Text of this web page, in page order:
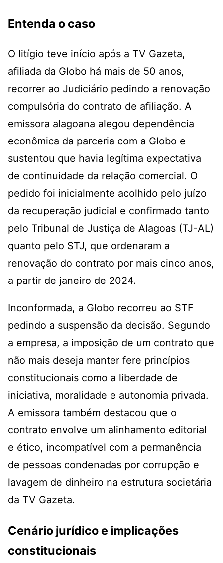
Entenda o caso
O litígio teve início após a TV Gazeta,
afiliada da Globo há mais de 50 anos,
recorrer ao Judiciário pedindo a renovação
compulsória do contrato de afiliação. A
emissora alagoana alegou dependência
econômica da parceria com a Globo e
sustentou que havia legítima expectativa
de continuidade da relação comercial. O
pedido foi inicialmente acolhido pelo juízo
da recuperação judicial e confirmado tanto
pelo Tribunal de Justiça de Alagoas (TJ-AL)
quanto pelo STJ, que ordenaram a
renovação do contrato por mais cinco anos,
a partir de janeiro de 2024.
Inconformada, a Globo recorreu ao STF
pedindo a suspensão da decisão. Segundo
a empresa, a imposição de um contrato que
não mais deseja manter fere princípios
constitucionais como a liberdade de
iniciativa, moralidade e autonomia privada.
A emissora também destacou que o
contrato envolve um alinhamento editorial
e ético, incompatível com a permanência
de pessoas condenadas por corrupção e
lavagem de dinheiro na estrutura societária
da TV Gazeta.
Cenário jurídico e implicações
constitucionais